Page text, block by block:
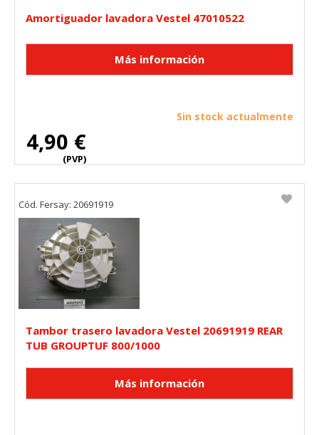
Amortiguador lavadora Vestel 47010522
4,90 €
(PVP)
Sin stock actualmente
Tambor trasero lavadora Vestel 20691919 REAR
TUB GROUPTUF 800/1000
Cód. Fersay: 20691919